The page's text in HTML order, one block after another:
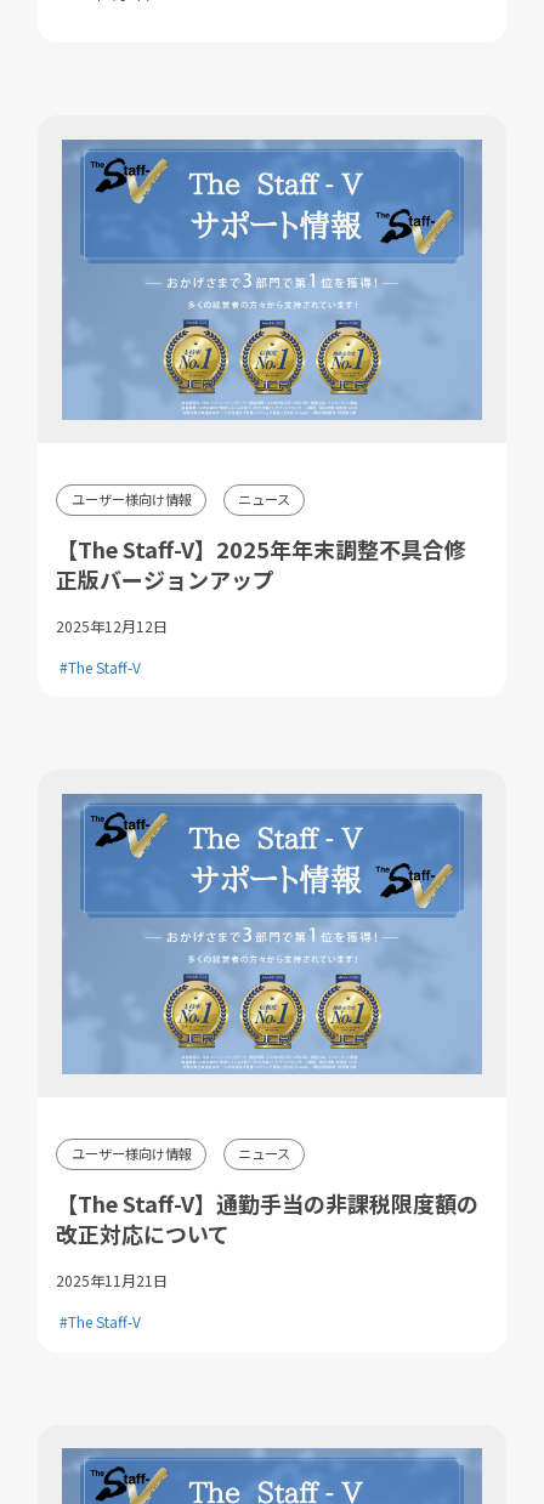
ユーザー様向け情報 ニュース
【The Staff-V】2025年年末調整不具合修
正版バージョンアップ
2025年12月12日
#The Staff-V
ユーザー様向け情報 ニュース
【The Staff-V】通勤手当の非課税限度額の
改正対応について
2025年11月21日
#The Staff-V